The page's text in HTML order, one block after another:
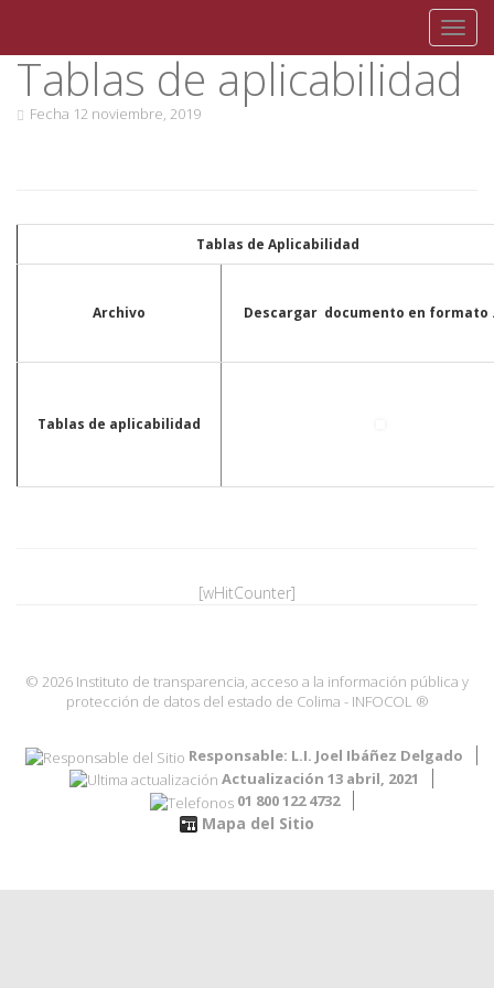
Skip
content
Tablas de aplicabilidad
Fecha 12 noviembre, 2019
Tablas de Aplicabilidad
Archivo Descargar documento en formato
Tablas de aplicabilidad
[wHitCounter]
© 2026 Instituto de transparencia, acceso a la información pública y
protección de datos del estado de Colima - INFOCOL ®
Responsable: L.I. Joel Ibáñez Delgado
Actualización 13 abril, 2021
01 800 122 4732
Mapa del Sitio